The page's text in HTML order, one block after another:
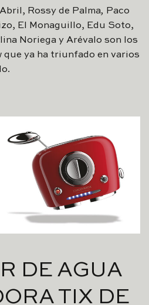
Rossy de Palma, Paco
El Monaguillo, Edu Soto,
Noriega y Arévalo son los
que ya ha triunfado en varios
DE AGUA
TIX DE